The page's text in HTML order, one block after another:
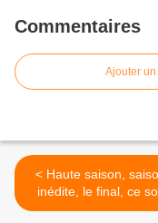
Commentaires
Ajouter
< Haute saison, saison 1
inédite, le final, ce
21h10 sur France